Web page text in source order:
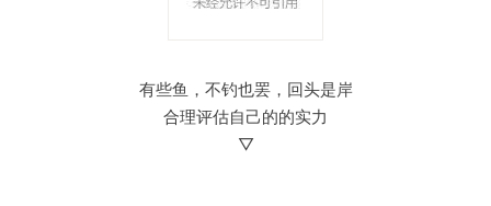
有些鱼，不钓也罢，回头是岸
合理评估自己的的实力
▽